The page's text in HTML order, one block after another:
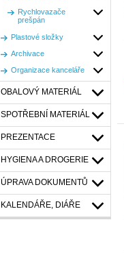
Rychlovazače
prešpán
Plastové složky
Archivace
Organizace kanceláře
OBALOVÝ MATERIÁL
SPOTŘEBNÍ MATERIÁL
PREZENTACE
HYGIENA A DROGERIE
ÚPRAVA DOKUMENTŮ
KALENDÁŘE, DIÁŘE